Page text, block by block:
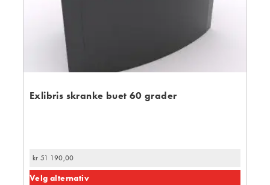
Exlibris skranke buet 60 grader
kr 51 190,00
Velg alternativ